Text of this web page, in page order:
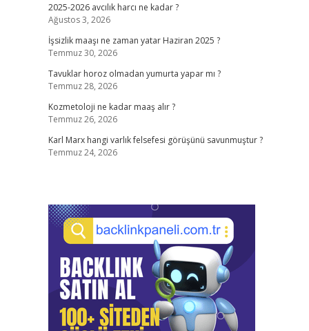
2025-2026 avcılık harcı ne kadar ?
Ağustos 3, 2026
İşsizlik maaşı ne zaman yatar Haziran 2025 ?
Temmuz 30, 2026
Tavuklar horoz olmadan yumurta yapar mı ?
Temmuz 28, 2026
Kozmetoloji ne kadar maaş alır ?
Temmuz 26, 2026
Karl Marx hangi varlık felsefesi görüşünü savunmuştur ?
Temmuz 24, 2026